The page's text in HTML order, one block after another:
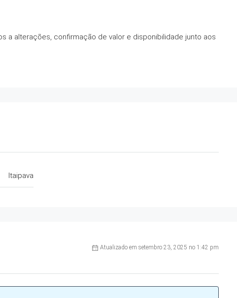
a alterações, confirmação de valor e disponibilidade junto aos
Itaipava
Atualizado em setembro 23, 2025 no 1:42 pm